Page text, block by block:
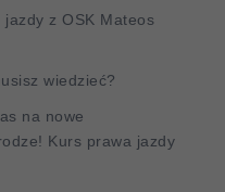
z OSK Mateos
wiedzieć?
na nowe
Kurs prawa jazdy